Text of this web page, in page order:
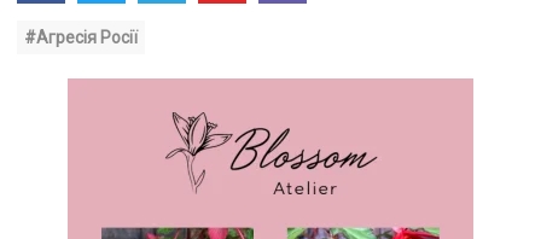
#Агресія Росії